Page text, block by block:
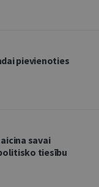
pievienoties
savai
tiesību